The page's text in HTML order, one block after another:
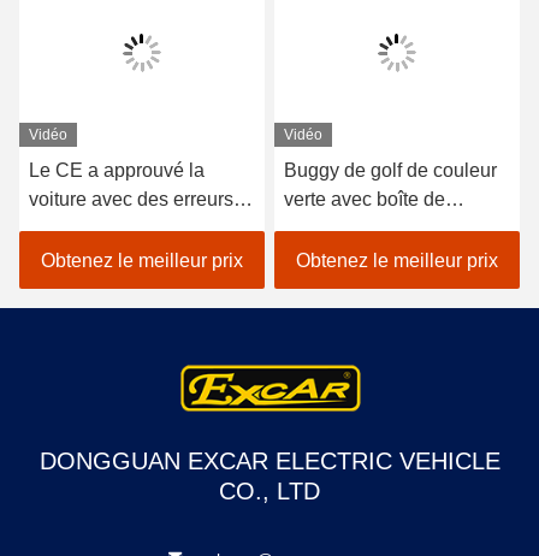
Vidéo
Le CE a approuvé la
voiture avec des erreurs
de l'hôtel 48V Trojan vert,
2 chariots de golf de
compagnie d'électricité de
sièges
Obtenez le meilleur prix
Vidéo
Buggy de golf de couleur
verte avec boîte de
chargement en aluminium
Obtenez le meilleur prix
DONGGUAN EXCAR ELECTRIC VEHICLE
CO., LTD